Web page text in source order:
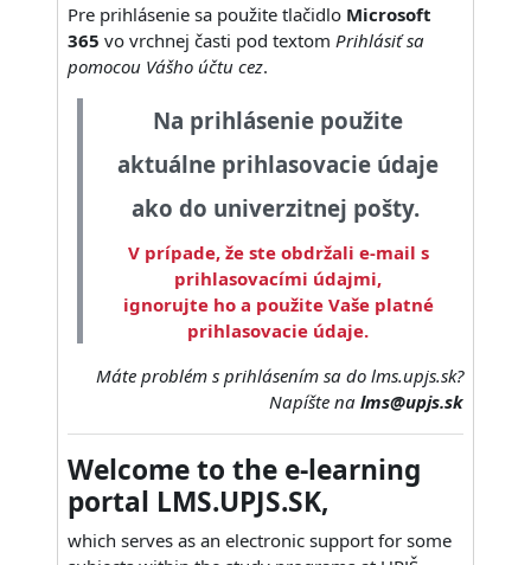
Pre prihlásenie sa použite tlačidlo Microsoft
365 vo vrchnej časti pod textom Prihlásiť sa
pomocou Vášho účtu cez.
Na prihlásenie použite
aktuálne prihlasovacie údaje
ako do univerzitnej pošty.
V prípade, že ste obdržali e-mail s
prihlasovacími údajmi,
ignorujte ho a použite Vaše platné
prihlasovacie údaje.
Máte problém s prihlásením sa do lms.upjs.sk?
Napíšte na lms@upjs.sk
Welcome to the e-learning
portal LMS.UPJS.SK,
which serves as an electronic support for some